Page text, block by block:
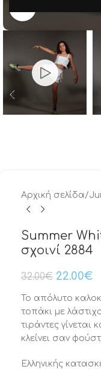
Αρχική σελίδα/
Summer
σχοινί 2884
32.00€ 22.00€
Το απόλυτο
τοπάκι με
τιράντες
κλείνει σαν
Ελληνικής